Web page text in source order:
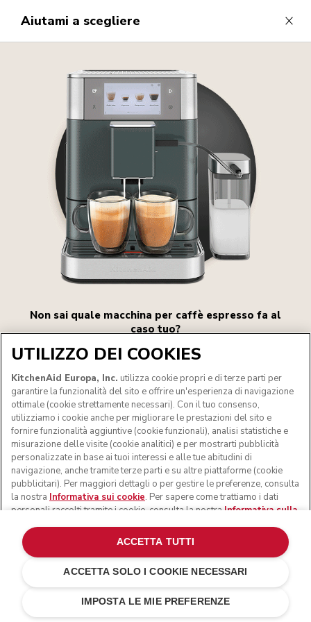
Aiutami a scegliere Close
Non sai quale macchina per caffè espresso fa al
caso tuo?
Dicci cosa conta davvero per te, dal caffè freddo al
livello di controllo che preferisci, fino allo spazio a
disposizione, e troveremo la soluzione perfetta.
INIZIAMO
UTILIZZO DEI COOKIES
KitchenAid Europa, Inc. utilizza cookie propri e di terze parti per
garantire la funzionalità del sito e offrire un'esperienza di navigazione
ottimale (cookie strettamente necessari). Con il tuo consenso,
utilizziamo i cookie anche per migliorare le prestazioni del sito e
fornire funzionalità aggiuntive (cookie funzionali), analisi statistiche e
misurazione delle visite (cookie analitici) e per mostrarti pubblicità
personalizzate in base ai tuoi interessi e alle tue abitudini di
navigazione, anche tramite terze parti e su altre piattaforme (cookie
pubblicitari). Per maggiori dettagli o per gestire le preferenze, consulta
la nostra Informativa sui cookie. Per sapere come trattiamo i dati
personali raccolti tramite i cookie, consulta la nostra Informativa sulla
IMPOSTA LE MIE PREFERENZE
ACCETTA SOLO I COOKIE NECESSARI
ACCETTA TUTTI